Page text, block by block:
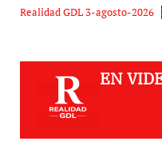
Realidad GDL 3-agosto-2026
EN